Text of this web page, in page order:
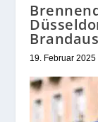
19. Februar 2025